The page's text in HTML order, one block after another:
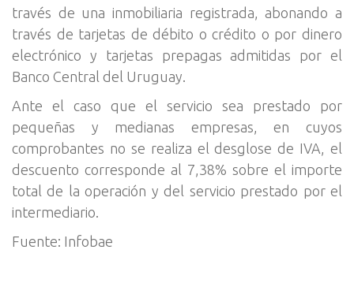
través de una inmobiliaria registrada, abonando a
través de tarjetas de débito o crédito o por dinero
electrónico y tarjetas prepagas admitidas por el
Banco Central del Uruguay.
Ante el caso que el servicio sea prestado por
pequeñas y medianas empresas, en cuyos
comprobantes no se realiza el desglose de IVA, el
descuento corresponde al 7,38% sobre el importe
total de la operación y del servicio prestado por el
intermediario.
Fuente: Infobae